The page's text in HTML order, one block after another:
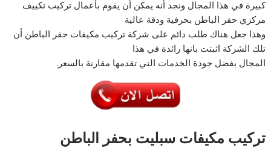
كبيرة في هذا المجال ونجد أنه يمكن أن يقوم بأعمال تركيب تكييف
مركزي حفر الباطن بحرفية ودقة عالية
وهذا جعل هناك طلب دائم على شركة تركيب مكيفات حفر الباطن أن
تلك الشركة اثبتت بانها رائدة في هذا
المجال بفضل جودة الخدمات التي تقدمها مقارنة بالسعر.
تركيب مكيفات سبليت بحفر الباطن